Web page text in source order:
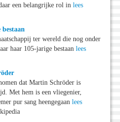
een belangrijke rol in lees
ter wereld die nog onder
haar 105-jarige bestaan lees
dat Martin Schröder is
Met hem is een vliegenier,
pur sang heengegaan lees